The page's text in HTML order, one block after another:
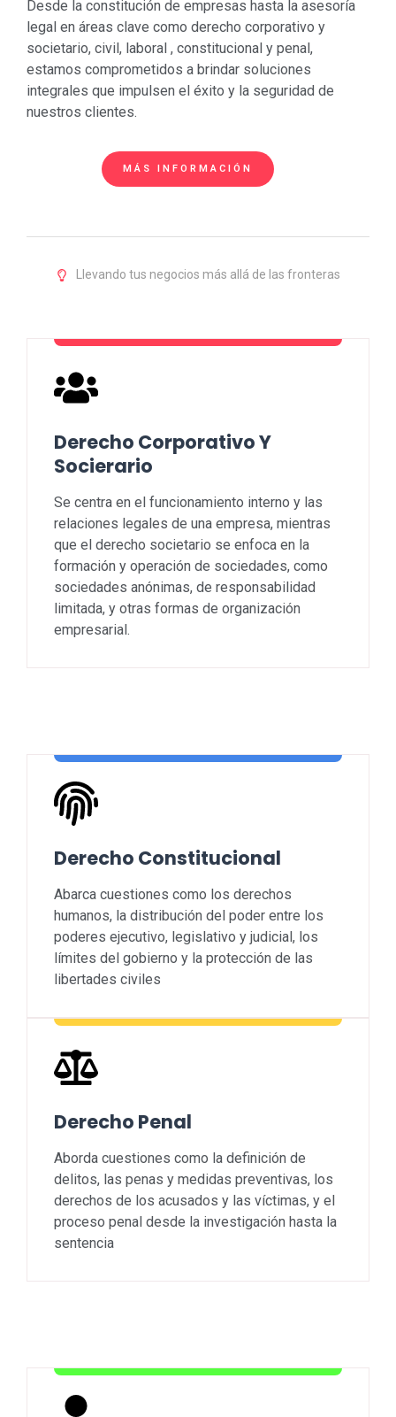
Desde la constitución de empresas hasta la asesoría
legal en áreas clave como derecho corporativo y
societario, civil, laboral , constitucional y penal,
estamos comprometidos a brindar soluciones
integrales que impulsen el éxito y la seguridad de
nuestros clientes.
MÁS INFORMACIÓN
Llevando tus negocios más allá de las fronteras
Derecho Corporativo Y
Socierario
Se centra en el funcionamiento interno y las
relaciones legales de una empresa, mientras
que el derecho societario se enfoca en la
formación y operación de sociedades, como
sociedades anónimas, de responsabilidad
limitada, y otras formas de organización
empresarial.
Derecho Constitucional
Abarca cuestiones como los derechos
humanos, la distribución del poder entre los
poderes ejecutivo, legislativo y judicial, los
límites del gobierno y la protección de las
libertades civiles
Derecho Penal
Aborda cuestiones como la definición de
delitos, las penas y medidas preventivas, los
derechos de los acusados y las víctimas, y el
proceso penal desde la investigación hasta la
sentencia